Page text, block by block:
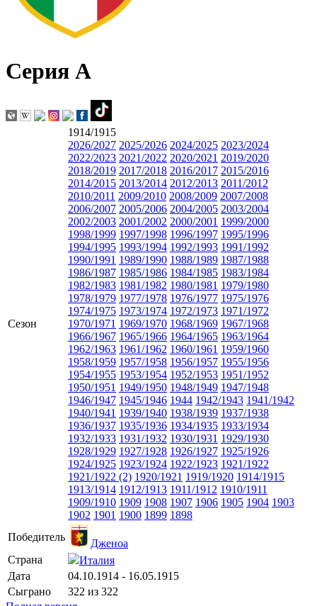
Серия А
Сезон
1914/1915
2026/2027 2025/2026 2024/2025 2023/2024
2022/2023 2021/2022 2020/2021 2019/2020
2018/2019 2017/2018 2016/2017 2015/2016
2014/2015 2013/2014 2012/2013 2011/2012
2010/2011 2009/2010 2008/2009 2007/2008
2006/2007 2005/2006 2004/2005 2003/2004
2002/2003 2001/2002 2000/2001 1999/2000
1998/1999 1997/1998 1996/1997 1995/1996
1994/1995 1993/1994 1992/1993 1991/1992
1990/1991 1989/1990 1988/1989 1987/1988
1986/1987 1985/1986 1984/1985 1983/1984
1982/1983 1981/1982 1980/1981 1979/1980
1978/1979 1977/1978 1976/1977 1975/1976
1974/1975 1973/1974 1972/1973 1971/1972
1970/1971 1969/1970 1968/1969 1967/1968
1966/1967 1965/1966 1964/1965 1963/1964
1962/1963 1961/1962 1960/1961 1959/1960
1958/1959 1957/1958 1956/1957 1955/1956
1954/1955 1953/1954 1952/1953 1951/1952
1950/1951 1949/1950 1948/1949 1947/1948
1946/1947 1945/1946 1944 1942/1943 1941/1942
1940/1941 1939/1940 1938/1939 1937/1938
1936/1937 1935/1936 1934/1935 1933/1934
1932/1933 1931/1932 1930/1931 1929/1930
1928/1929 1927/1928 1926/1927 1925/1926
1924/1925 1923/1924 1922/1923 1921/1922
1921/1922 (2) 1920/1921 1919/1920 1914/1915
1913/1914 1912/1913 1911/1912 1910/1911
1909/1910 1909 1908 1907 1906 1905 1904 1903
1902 1901 1900 1899 1898
Победитель
Дженоа
Страна
Италия
Дата
04.10.1914 - 16.05.1915
Сыграно
322 из 322